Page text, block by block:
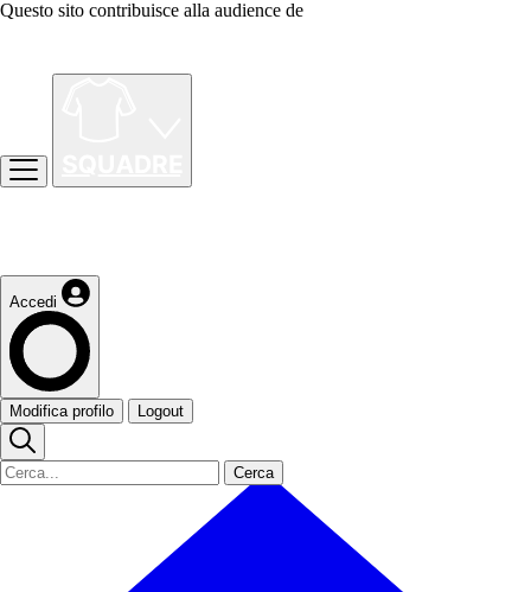
Questo sito contribuisce alla audience de
Accedi
Modifica profilo Logout
Cerca